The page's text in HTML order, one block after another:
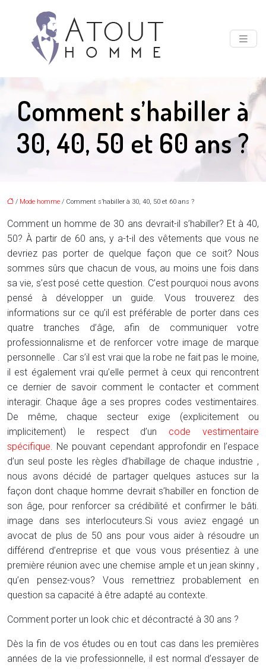
Comment s’habiller à
30, 40, 50 et 60 ans ?
/ Mode homme / Comment s’habiller à 30, 40, 50 et 60 ans ?
Comment un homme de 30 ans devrait-il s’habiller? Et à 40,
50? À partir de 60 ans, y a-t-il des vêtements que vous ne
devriez pas porter de quelque façon que ce soit? Nous
sommes sûrs que chacun de vous, au moins une fois dans
sa vie, s’est posé cette question. C’est pourquoi nous avons
pensé à développer un guide. Vous trouverez des
informations sur ce qu’il est préférable de porter dans ces
quatre tranches d’âge, afin de communiquer votre
professionnalisme et de renforcer votre image de marque
personnelle . Car s’il est vrai que la robe ne fait pas le moine,
il est également vrai qu’elle permet à ceux qui rencontrent
ce dernier de savoir comment le contacter et comment
interagir. Chaque âge a ses propres codes vestimentaires.
De même, chaque secteur exige (explicitement ou
implicitement) le respect d’un code vestimentaire
spécifique. Ne pouvant cependant approfondir en l’espace
d’un seul poste les règles d’habillage de chaque industrie ,
nous avons décidé de partager quelques astuces sur la
façon dont chaque homme devrait s’habiller en fonction de
son âge, pour renforcer sa crédibilité et confirmer le bâti.
image dans ses interlocuteurs.Si vous aviez engagé un
avocat de plus de 50 ans pour vous aider à résoudre un
différend d’entreprise et que vous vous présentiez à une
première réunion avec une chemise ample et un jean skinny ,
qu’en pensez-vous? Vous remettriez probablement en
question sa capacité à être adapté au contexte.
Comment porter un look chic et décontracté à 30 ans ?
Dès la fin de vos études ou en tout cas dans les premières
années de la vie professionnelle, il est normal d’essayer de